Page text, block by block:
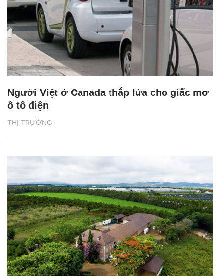
THỊ TRƯỜNG
Người Việt ở Canada thắp lửa cho giấc mơ
ô tô điện